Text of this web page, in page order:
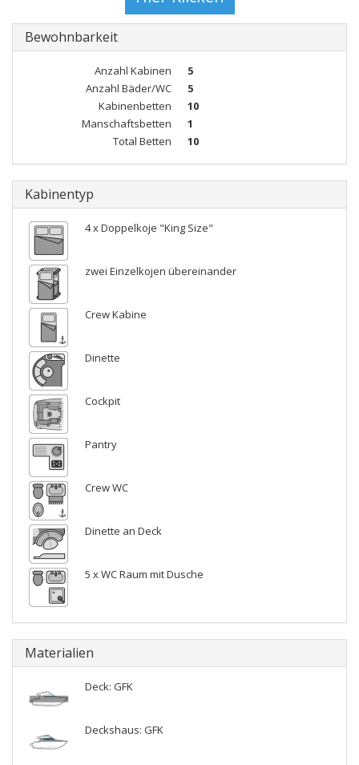
Bewohnbarkeit
Anzahl Kabinen
5
Anzahl Bäder/WC
5
Kabinenbetten
10
Manschaftsbetten
1
Total Betten
10
Kabinentyp
4 x Doppelkoje "King Size"
zwei Einzelkojen übereinander
Crew Kabine
Dinette
Cockpit
Pantry
Crew WC
Dinette an Deck
5 x WC Raum mit Dusche
Materialien
Deck: GFK
Deckshaus: GFK